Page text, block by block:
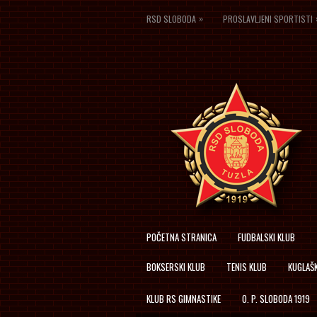
RSD SLOBODA » PROSLAVLJENI SPORTISTI
POČETNA STRANICA FUDBALSKI KLUB
BOKSERSKI KLUB TENIS KLUB
KLUB RS GIMNASTIKE O. P. SLOBODA 1919